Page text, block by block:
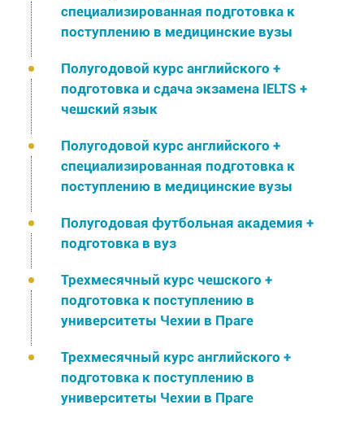
специализированная подготовка к
поступлению в медицинские вузы
Полугодовой курс английского +
подготовка и сдача экзамена IELTS +
чешский язык
Полугодовой курс английского +
специализированная подготовка к
поступлению в медицинские вузы
Полугодовая футбольная академия +
подготовка в вуз
Трехмесячный курс чешского +
подготовка к поступлению в
университеты Чехии в Праге
Трехмесячный курс английского +
подготовка к поступлению в
университеты Чехии в Праге